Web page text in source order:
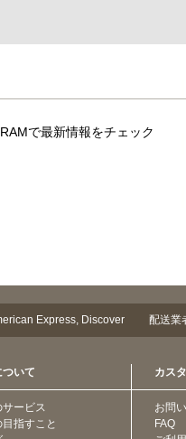
で最新情報をチェック
配送業
いて
ービス
指すこと
カス
お問
FAQ